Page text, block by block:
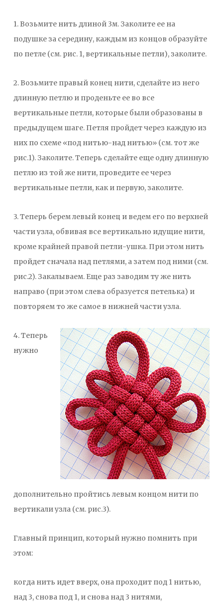
1. Возьмите нить длиной 3м. Заколите ее на
подушке за середину, каждым из концов образуйте
по петле (см. рис. 1, вертикальные петли), заколите.
2. Возьмите правый конец нити, сделайте из него
длинную петлю и проденьте ее во все
вертикальные петли, которые были образованы в
предыдущем шаге. Петля пройдет через каждую из
них по схеме «под нитью-над нитью» (см. тот же
рис.1). Заколите. Теперь сделайте еще одну длинную
петлю из той же нити, проведите ее через
вертикальные петли, как и первую, заколите.
3. Теперь берем левый конец и ведем его по верхней
части узла, обвивая все вертикально идущие нити,
кроме крайней правой петли-ушка. При этом нить
пройдет сначала над петлями, а затем под ними (см.
рис.2). Закалываем. Еще раз заводим ту же нить
направо (при этом слева образуется петелька) и
повторяем то же самое в нижней части узла.
4. Теперь
нужно
дополнительно пройтись левым концом нити по
вертикали узла (см. рис.3).
Главный принцип, который нужно помнить при
этом:
когда нить идет вверх, она проходит под 1 нитью,
над 3, снова под 1, и снова над 3 нитями,